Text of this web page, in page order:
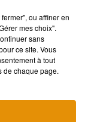
ou affiner en
mes choix".
sans
ce site. Vous
à tout
de chaque page.